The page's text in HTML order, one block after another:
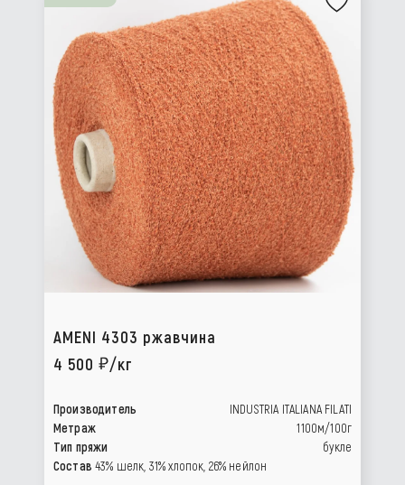
AMENI 4303 ржавчина
4 500
/кг
Производитель
INDUSTRIA ITALIANA FILATI
Метраж
1100м/100г
Тип пряжи
букле
Состав 43% шелк, 31% хлопок, 26% нейлон